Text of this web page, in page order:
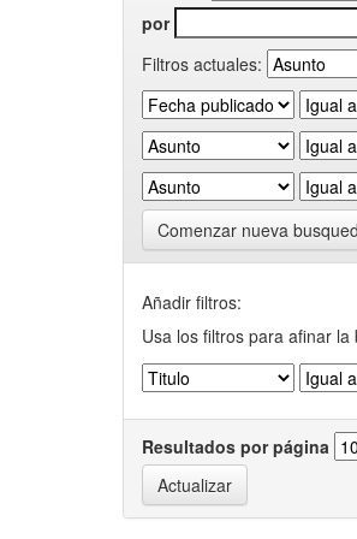
por
Filtros actuales:
Comenzar nueva
Añadir filtros:
Usa los filtros para afinar la
Resultados por página